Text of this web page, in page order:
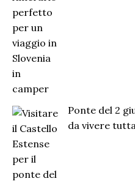
Ponte del 2
da vivere